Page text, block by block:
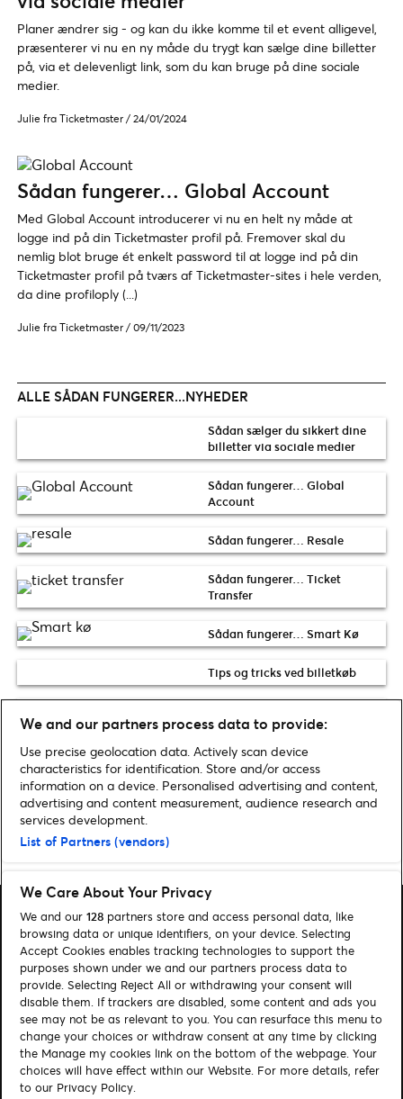
Planer ændrer sig - og kan du ikke komme til et event alligevel,
præsenterer vi nu en ny måde du trygt kan sælge dine billetter
på, via et delevenligt link, som du kan bruge på dine sociale
medier.
Julie fra Ticketmaster / 24/01/2024
Sådan fungerer… Global Account
Med Global Account introducerer vi nu en helt ny måde at
logge ind på din Ticketmaster profil på. Fremover skal du
nemlig blot bruge ét enkelt password til at logge ind på din
Ticketmaster profil på tværs af Ticketmaster-sites i hele verden,
da dine profiloply (...)
Julie fra Ticketmaster / 09/11/2023
ALLE SÅDAN FUNGERER...NYHEDER
Sådan sælger du sikkert dine
billetter via sociale medier
Sådan fungerer… Global
Account
Sådan fungerer… Resale
Sådan fungerer… Ticket
Transfer
Sådan fungerer… Smart Kø
Tips og tricks ved billetkøb
Mobilbilletter
Home» Sådan fungerer...
Søg
Administrer cookies
Hjælp
Følg os:
We and our partners process data to provide:
Use precise geolocation data. Actively scan device
characteristics for identification. Store and/or access
information on a device. Personalised advertising and content,
advertising and content measurement, audience research and
services development.
List of Partners (vendors)
We Care About Your Privacy
We and our 128 partners store and access personal data, like
browsing data or unique identifiers, on your device. Selecting
Accept Cookies enables tracking technologies to support the
purposes shown under we and our partners process data to
provide. Selecting Reject All or withdrawing your consent will
disable them. If trackers are disabled, some content and ads you
see may not be as relevant to you. You can resurface this menu to
change your choices or withdraw consent at any time by clicking
the Manage my cookies link on the bottom of the webpage. Your
choices will have effect within our Website. For more details, refer
to our Privacy Policy.